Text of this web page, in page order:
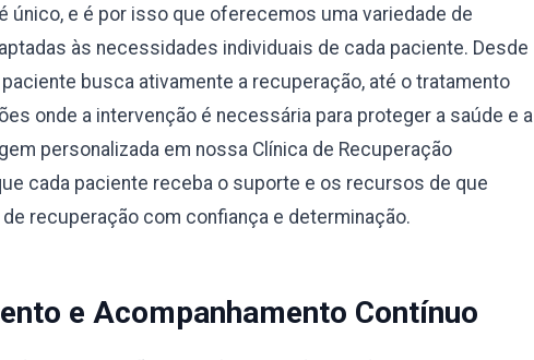
único, e é por isso que oferecemos uma variedade de
às necessidades individuais de cada paciente. Desde
busca ativamente a recuperação, até o tratamento
onde a intervenção é necessária para proteger a saúde e a
personalizada em nossa Clínica de Recuperação
cada paciente receba o suporte e os recursos de que
recuperação com confiança e determinação.
e Acompanhamento Contínuo